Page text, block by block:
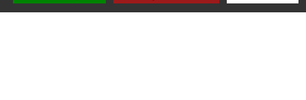
14 rue de Normandie - LUITRE